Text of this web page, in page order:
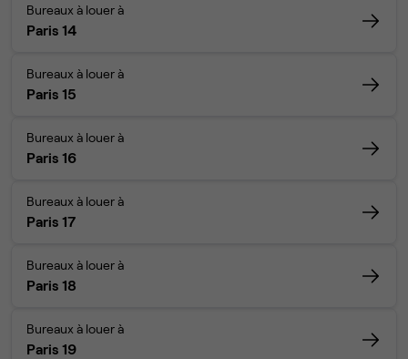
Bureaux à louer à
Paris 14
Bureaux à louer à
Paris 15
Bureaux à louer à
Paris 16
Bureaux à louer à
Paris 17
Bureaux à louer à
Paris 18
Bureaux à louer à
Paris 19